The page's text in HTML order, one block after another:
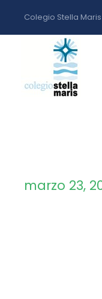
Colegio Stella Maris
marzo 23,